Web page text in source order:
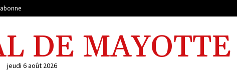
DE MAYOTTE
jeudi 6 août 2026